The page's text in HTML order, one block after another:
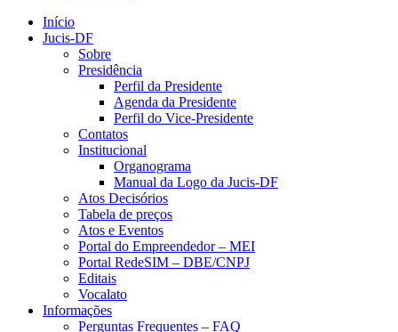
Início
Jucis-DF
Sobre
Presidência
Perfil da Presidente
Agenda da Presidente
Perfil do Vice-Presidente
Contatos
Institucional
Organograma
Manual da Logo da Jucis-DF
Atos Decisórios
Tabela de preços
Atos e Eventos
Portal do Empreendedor – MEI
Portal RedeSIM – DBE/CNPJ
Editais
Vocalato
Informações
Perguntas Frequentes – FAQ